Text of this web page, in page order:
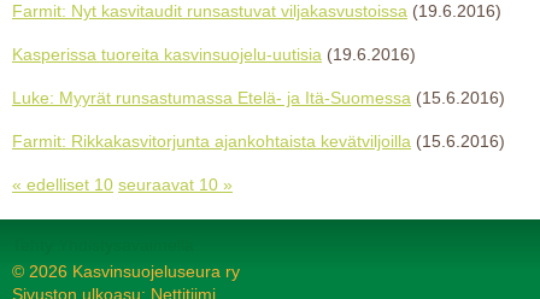
Farmit: Nyt kasvitaudit runsastuvat viljakasvustoissa (19.6.2016)
Kasperissa tuoreita kasvinsuojelu-uutisia (19.6.2016)
Luke: Myyrät runsastumassa Etelä- ja Itä-Suomessa (15.6.2016)
Farmit: Rikkakasvitorjunta ajankohtaista kevätviljoilla (15.6.2016)
« edelliset 10 seuraavat 10 »
© 2026 Kasvinsuojeluseura ry
Sivuston ulkoasu: Nettitiimi